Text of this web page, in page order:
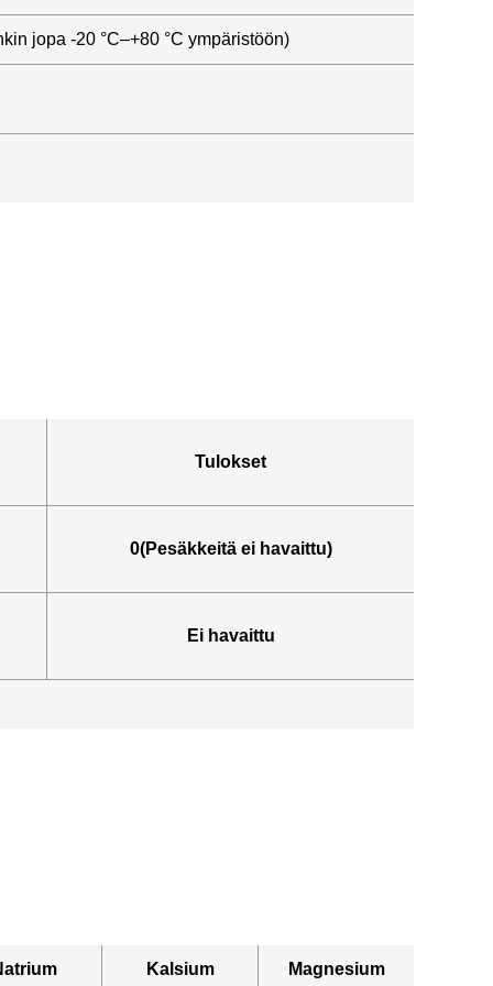
jopa -20 °C–+80 °C ympäristöön)
Tulokset
0(Pesäkkeitä ei havaittu)
Ei havaittu
Kalsium Magnesium